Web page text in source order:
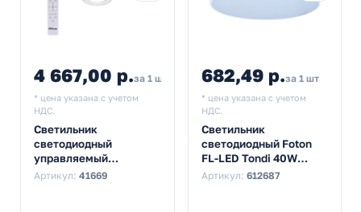
4 667,00 р.за 1 шт 5 133,70
* цена указана с учетом
НДС.
Светильник
светодиодный
управляемый
накладной Feron
Артикул: 41669
682,49 р.за 1 шт
* цена указана с учетом
НДС.
Светильник
светодиодный Foton
FL-LED Tondi 40W
4000K круглый IP20
Артикул: 612687